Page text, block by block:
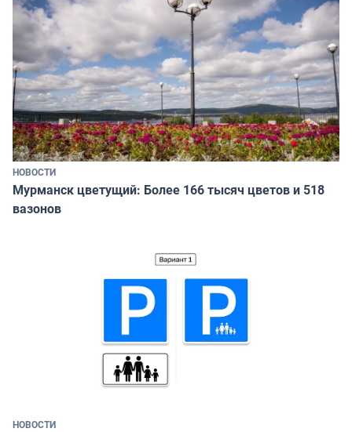
НОВОСТИ
Мурманск цветущий: Более 166 тысяч цветов и 518
вазонов
НОВОСТИ